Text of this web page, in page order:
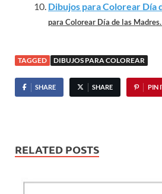
Dibujos para Colorear Día
para Colorear Día de las Madres.
TAGGED DIBUJOS PARA COLOREAR
SHARE SHARE PIN
RELATED POSTS